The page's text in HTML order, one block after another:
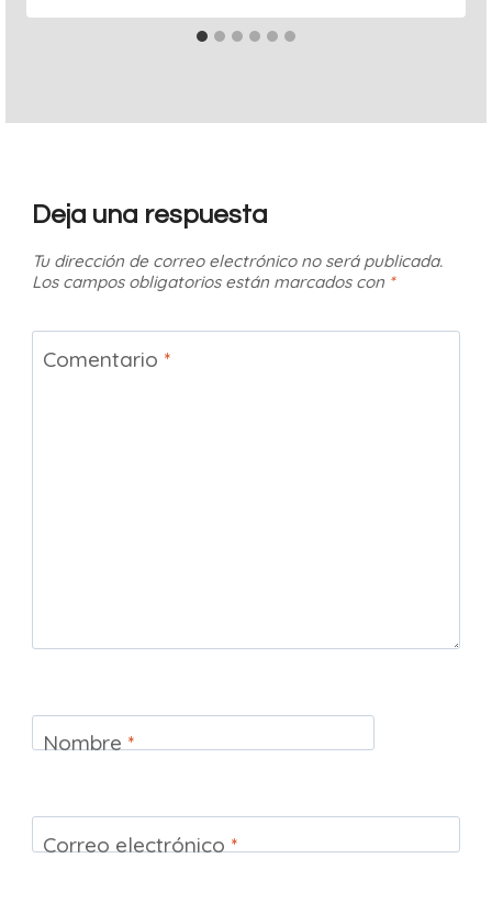
Deja una respuesta
Tu dirección de correo electrónico no será publicada.
Los campos obligatorios están marcados con *
Comentario *
Nombre*
Correo electrónico *